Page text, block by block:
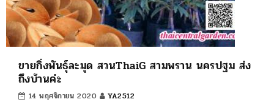
ขายกิ่งพันธุ์ละมุด สวนThaiG สามพราน นครปฐม ส่ง
ถึงบ้านค่ะ
14 พฤศจิกายน 2020 YA2512